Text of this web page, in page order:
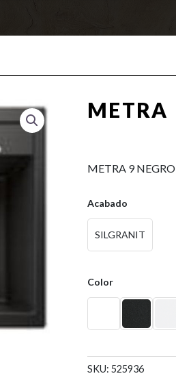
METRA
METRA 9 NEGRO
Acabado
SILGRANIT
Color
SKU: 525936